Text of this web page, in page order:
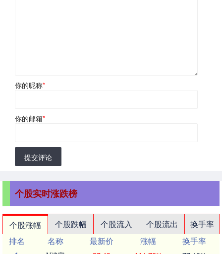
你的昵称*
你的邮箱*
提交评论
个股实时涨跌榜
个股涨幅 个股跌幅 个股流入 个股流出
换手率
排名
名称 最新价 涨幅
换手率